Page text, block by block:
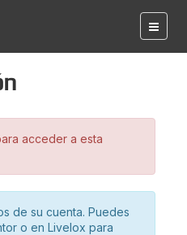
acceder a esta
de su cuenta. Puedes
o en Livelox para